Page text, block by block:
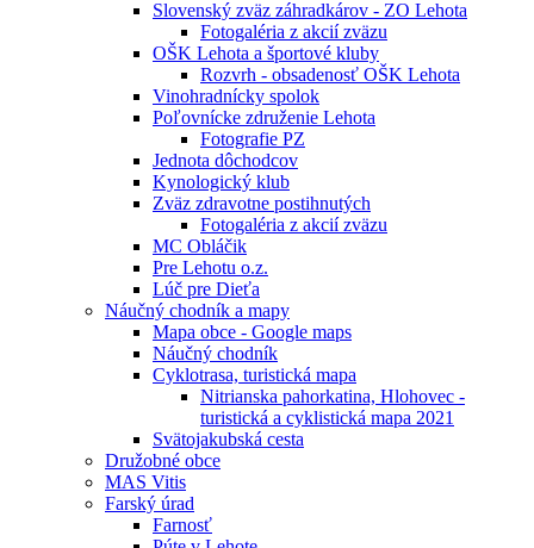
Slovenský zväz záhradkárov - ZO Lehota
Fotogaléria z akcií zväzu
OŠK Lehota a športové kluby
Rozvrh - obsadenosť OŠK Lehota
Vinohradnícky spolok
Poľovnícke združenie Lehota
Fotografie PZ
Jednota dôchodcov
Kynologický klub
Zväz zdravotne postihnutých
Fotogaléria z akcií zväzu
MC Obláčik
Pre Lehotu o.z.
Lúč pre Dieťa
Náučný chodník a mapy
Mapa obce - Google maps
Náučný chodník
Cyklotrasa, turistická mapa
Nitrianska pahorkatina, Hlohovec -
turistická a cyklistická mapa 2021
Svätojakubská cesta
Družobné obce
MAS Vitis
Farský úrad
Farnosť